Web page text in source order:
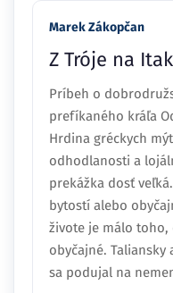
Marek Zákopčan
Z Tróje na
Príbeh o
prefíkaného kráľa
Hrdina gréckych
odhodlanosti a
prekážka dosť
bytostí alebo
živote je málo toho,
obyčajné.
sa podujal na